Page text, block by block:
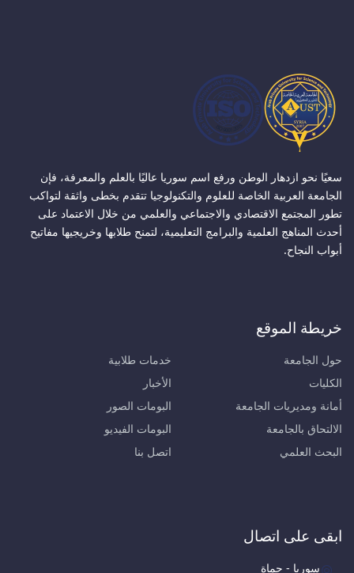
سعيًا نحو ازدهار الوطن ورفع اسم سوريا عاليًا بالعلم والمعرفة، فإن
الجامعة العربية الخاصة للعلوم والتكنولوجيا تتقدم بخطى واثقة لتواكب
تطور المجتمع الاقتصادي والاجتماعي والعلمي من خلال الاعتماد على
أحدث المناهج العلمية والبرامج التعليمية، لتمنح طلابها وخريجيها مفاتيح
أبواب النجاح.
خريطة الموقع
حول الجامعة
الكليات
أمانة ومديريات الجامعة
الالتحاق بالجامعة
البحث العلمي
خدمات طلابية
الأخبار
البومات الصور
البومات الفيديو
اتصل بنا
ابقى على اتصال
سوريا - حماة